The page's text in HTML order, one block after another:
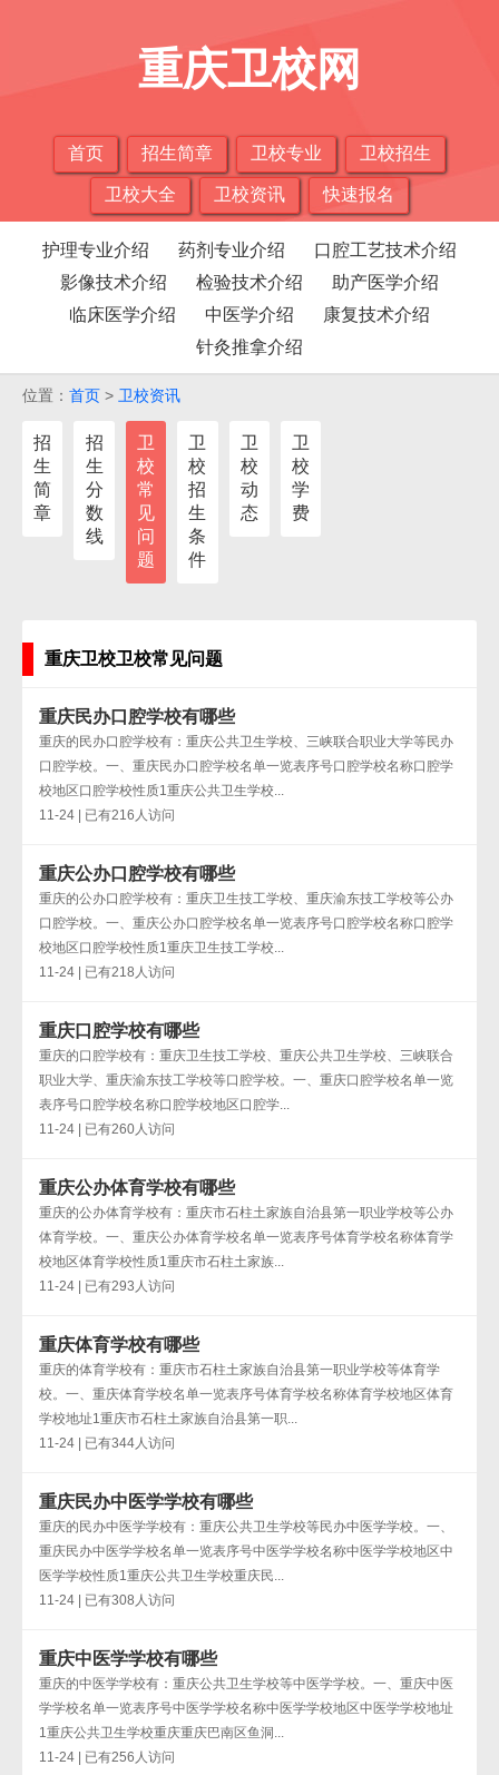
重庆卫校网
首页 招生简章 卫校专业 卫校招生
卫校大全 卫校资讯 快速报名
护理专业介绍 药剂专业介绍
口腔工艺技术介绍
影像技术介绍
检验技术介绍
助产医学介绍
临床医学介绍
中医学介绍
康复技术介绍
针灸推拿介绍
位置： 首页 > 卫校资讯
招
生
简
章
招
生
分
数
线
卫
校
常
见
问
题
卫
校
招
生
条
件
卫
校
动
态
卫
校
学
费
重庆卫校卫校常见问题
重庆民办口腔学校有哪些
重庆的民办口腔学校有：重庆公共卫生学校、三峡联合职业大学等民办
口腔学校。一、重庆民办口腔学校名单一览表序号口腔学校名称口腔学
校地区口腔学校性质1重庆公共卫生学校...
11-24 | 已有216人访问
重庆公办口腔学校有哪些
重庆的公办口腔学校有：重庆卫生技工学校、重庆渝东技工学校等公办
口腔学校。一、重庆公办口腔学校名单一览表序号口腔学校名称口腔学
校地区口腔学校性质1重庆卫生技工学校...
11-24 | 已有218人访问
重庆口腔学校有哪些
重庆的口腔学校有：重庆卫生技工学校、重庆公共卫生学校、三峡联合
职业大学、重庆渝东技工学校等口腔学校。一、重庆口腔学校名单一览
表序号口腔学校名称口腔学校地区口腔学...
11-24 | 已有260人访问
重庆公办体育学校有哪些
重庆的公办体育学校有：重庆市石柱土家族自治县第一职业学校等公办
体育学校。一、重庆公办体育学校名单一览表序号体育学校名称体育学
校地区体育学校性质1重庆市石柱土家族...
11-24 | 已有293人访问
重庆体育学校有哪些
重庆的体育学校有：重庆市石柱土家族自治县第一职业学校等体育学
校。一、重庆体育学校名单一览表序号体育学校名称体育学校地区体育
学校地址1重庆市石柱土家族自治县第一职...
11-24 | 已有344人访问
重庆民办中医学学校有哪些
重庆的民办中医学学校有：重庆公共卫生学校等民办中医学学校。一、
重庆民办中医学学校名单一览表序号中医学学校名称中医学学校地区中
医学学校性质1重庆公共卫生学校重庆民...
11-24 | 已有308人访问
重庆中医学学校有哪些
重庆的中医学学校有：重庆公共卫生学校等中医学学校。一、重庆中医
学学校名单一览表序号中医学学校名称中医学学校地区中医学学校地址
1重庆公共卫生学校重庆重庆巴南区鱼洞...
11-24 | 已有256人访问